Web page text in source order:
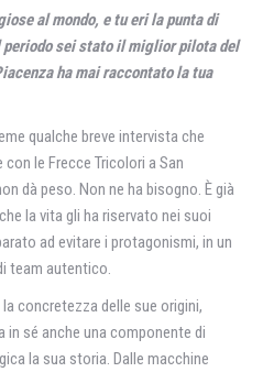
al mondo, e tu eri la punta di
periodo sei stato il miglior pilota del
ha mai raccontato la tua
qualche breve intervista che
le Frecce Tricolori a San
dà peso. Non ne ha bisogno. È già
la vita gli ha riservato nei suoi
ad evitare i protagonismi, in un
team autentico.
concretezza delle sue origini,
in sé anche una componente di
la sua storia. Dalle macchine